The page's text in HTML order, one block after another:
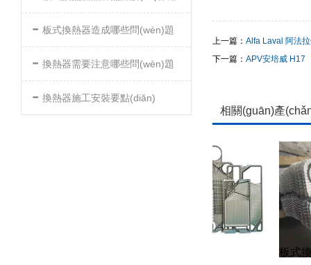
- 板式換熱器造成哪些問(wèn)題
- 換熱器需要注意哪些問(wèn)題
- 換熱器施工安裝要點(diǎn)
上一篇： Alfa Laval 阿法
下一篇： APV安培威 H17
相關(guān)產
板式